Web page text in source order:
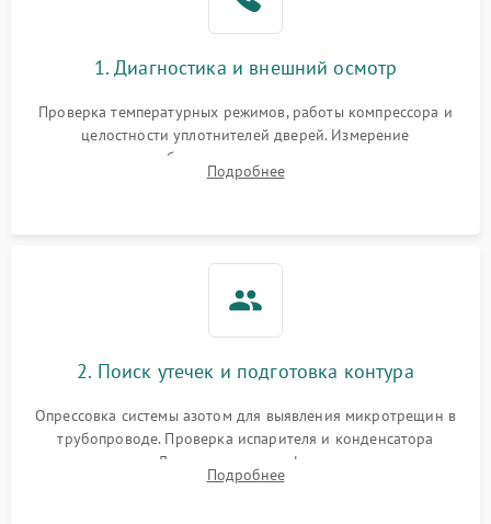
1. Диагностика и внешний осмотр
Проверка температурных режимов, работы компрессора и
целостности уплотнителей дверей. Измерение
сопротивления обмоток мотора, проверка термостата и
считывание кодов ошибок с электронного дисплея.
Подробнее
2. Поиск утечек и подготовка контура
Опрессовка системы азотом для выявления микротрещин в
трубопроводе. Проверка испарителя и конденсатора
течеискателем. Демонтаж старого фильтра-осушителя и
продувка капиллярной трубки для устранения засоров.
Подробнее